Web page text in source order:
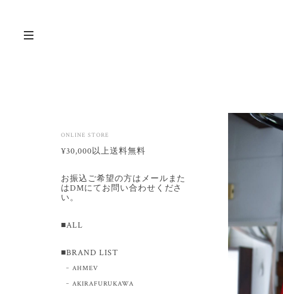
ONLINE STORE
¥30,000以上送料無料
お振込ご希望の方はメールまた
はDMにてお問い合わせくださ
い。
■ALL
■BRAND LIST
AHMEV
AKIRAFURUKAWA